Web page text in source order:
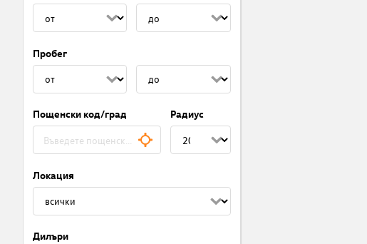
Пробег
Пощенски код/град Радиус
Локация
Дилъри